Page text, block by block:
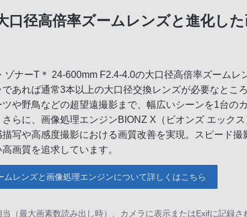
口径高倍率ズームレンズと進化し
ゾナーT＊ 24-600mm F2.4-4.0の大口径高倍率ズームレ
であれば通常3本以上の大口径交換レンズが必要なとこ
や野鳥などの超望遠撮影まで、幅広いシーンを1台の
らに、画像処理エンジンBIONZ X（ビオンズ エックス
描写や高感度撮影における画質改善を実現。スピード撮
画質を追求しています。
ムレンズと画像処理エンジンについて詳しくはこちら
（最大画素数読み出し時）、カメラに表示またはExifに記録さ